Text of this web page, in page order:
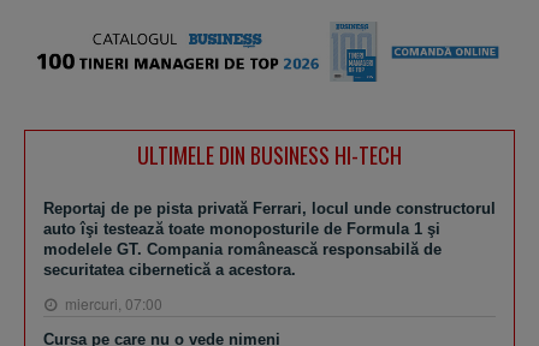
ULTIMELE DIN BUSINESS HI-TECH
Reportaj de pe pista privată Ferrari, locul unde constructorul
auto îşi testează toate monoposturile de Formula 1 şi
modelele GT. Compania românească responsabilă de
securitatea cibernetică a acestora.
miercuri, 07:00
Cursa pe care nu o vede nimeni